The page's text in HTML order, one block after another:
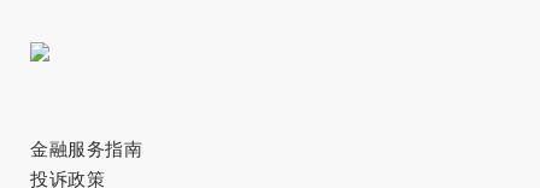
金融服务指南
投诉政策